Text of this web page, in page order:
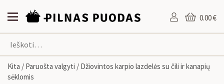
0.00 €
Kita / Paruošta valgyti / Džiovintos karpio lazdelės su čili ir kanapių
sėklomis